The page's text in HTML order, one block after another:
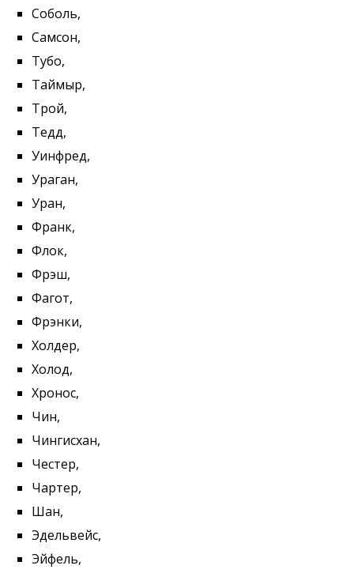
Соболь,
Самсон,
Тубо,
Таймыр,
Трой,
Тедд,
Уинфред,
Ураган,
Уран,
Франк,
Флок,
Фрэш,
Фагот,
Фрэнки,
Холдер,
Холод,
Хронос,
Чин,
Чингисхан,
Честер,
Чартер,
Шан,
Эдельвейс,
Эйфель,